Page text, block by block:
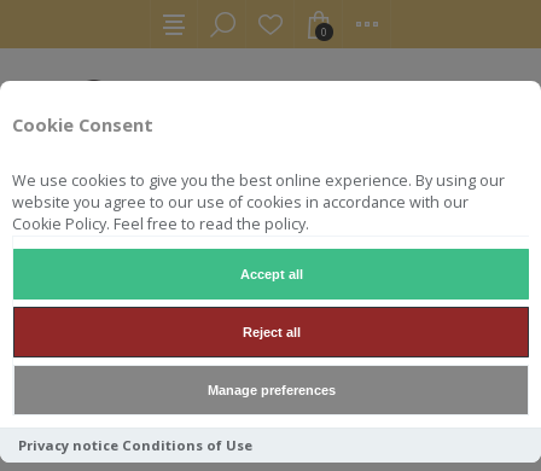
Cookie Consent
We use cookies to give you the best online experience. By using our
website you agree to our use of cookies in accordance with our
Cookie Policy. Feel free to read the policy.
Accept all
Reject all
Manage preferences
Privacy notice Conditions of Use
0
SAMPLE 3CL ARBRE DU
VOYAGEUR 1998 FAVORITE
40°